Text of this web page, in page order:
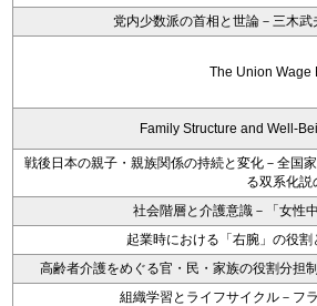
党内少数派の首相と世論－三木
The Union Wage
Family Structure and Well-
戦後日本の親子・親族関係の持続と変化－全国
る双系化説
社会階層と介護意識－「女性
起業時における「右腕」の役
高齢者介護をめぐる官・民・家族の役割分担
組織学習とライフサイクル－フ